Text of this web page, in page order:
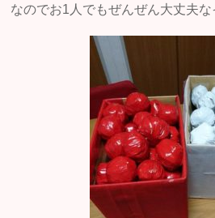
なのでお1人でもぜんぜん大丈夫な